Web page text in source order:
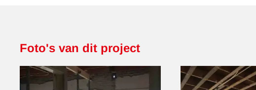
Foto's van dit project